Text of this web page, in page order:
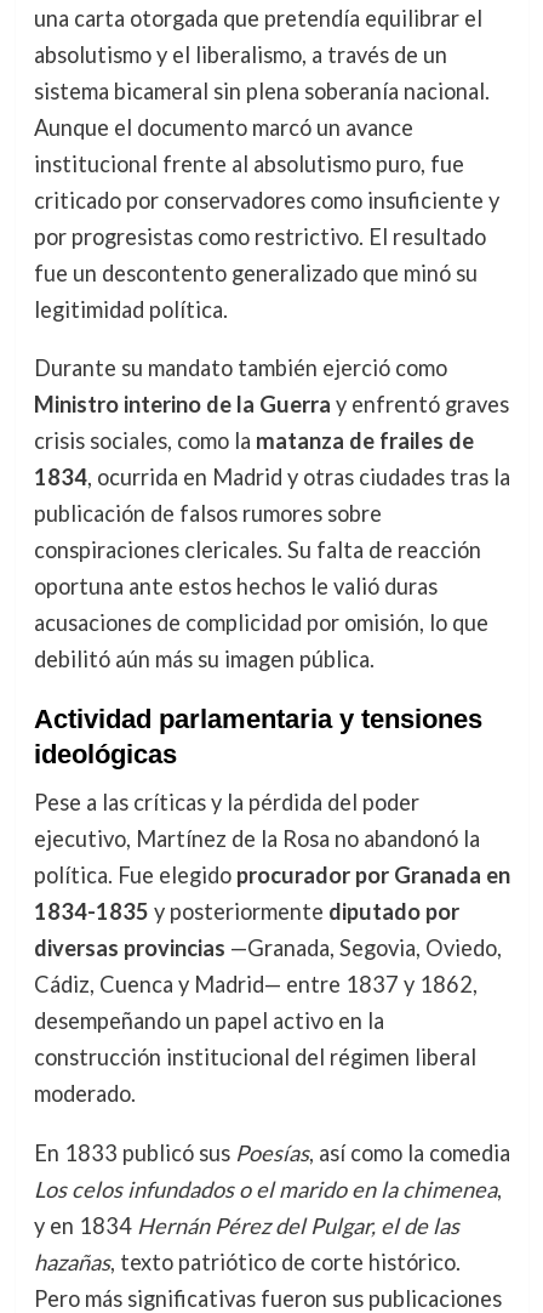
una carta otorgada que pretendía equilibrar el
absolutismo y el liberalismo, a través de un
sistema bicameral sin plena soberanía nacional.
Aunque el documento marcó un avance
institucional frente al absolutismo puro, fue
criticado por conservadores como insuficiente y
por progresistas como restrictivo. El resultado
fue un descontento generalizado que minó su
legitimidad política.
Durante su mandato también ejerció como
Ministro interino de la Guerra y enfrentó graves
crisis sociales, como la matanza de frailes de
1834, ocurrida en Madrid y otras ciudades tras la
publicación de falsos rumores sobre
conspiraciones clericales. Su falta de reacción
oportuna ante estos hechos le valió duras
acusaciones de complicidad por omisión, lo que
debilitó aún más su imagen pública.
Actividad parlamentaria y tensiones
ideológicas
Pese a las críticas y la pérdida del poder
ejecutivo, Martínez de la Rosa no abandonó la
política. Fue elegido procurador por Granada en
1834-1835 y posteriormente diputado por
diversas provincias —Granada, Segovia, Oviedo,
Cádiz, Cuenca y Madrid— entre 1837 y 1862,
desempeñando un papel activo en la
construcción institucional del régimen liberal
moderado.
En 1833 publicó sus Poesías, así como la comedia
Los celos infundados o el marido en la chimenea,
y en 1834 Hernán Pérez del Pulgar, el de las
hazañas, texto patriótico de corte histórico.
Pero más significativas fueron sus publicaciones